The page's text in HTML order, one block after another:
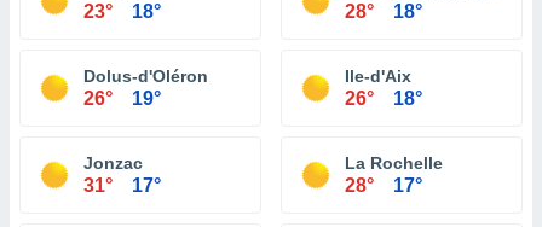
23° 18° 28° 18°
Dolus-d'Oléron
26° 19°
Ile-d'Aix
26° 18°
Jonzac
31° 17°
La Rochelle
28° 17°